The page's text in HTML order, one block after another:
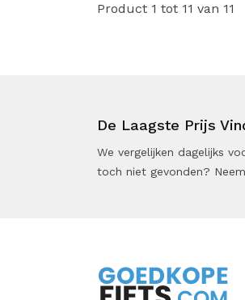
Product 1 tot 11 van 11
De Laagste Prijs
We vergelijken dagelijks
toch niet gevonden?